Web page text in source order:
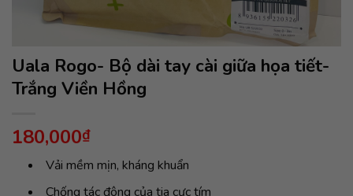
Uala Rogo- Bộ dài tay cài giữa họa tiết-
Trắng Viền Hồng
180,000₫
Vải mềm mịn, kháng khuẩn
Chống tác đông của tia cực tím